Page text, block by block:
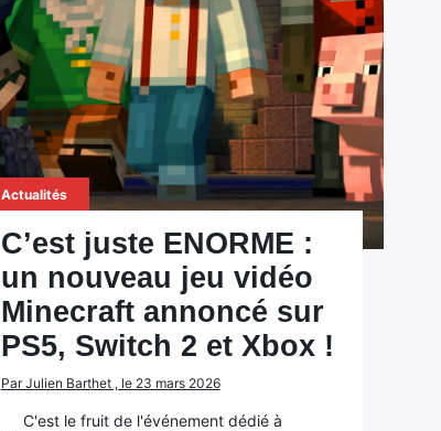
Actualités
C’est juste ENORME :
un nouveau jeu vidéo
Minecraft annoncé sur
PS5, Switch 2 et Xbox !
Par Julien Barthet , le 23 mars 2026
C'est le fruit de l'événement dédié à